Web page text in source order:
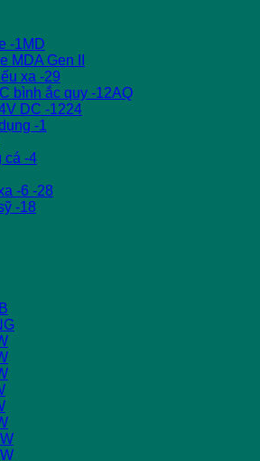
-1MD
MDA Gen II
xa -29
bình ắc quy -12AQ
DC -1224
-1
cá -4
-6 -28
-18